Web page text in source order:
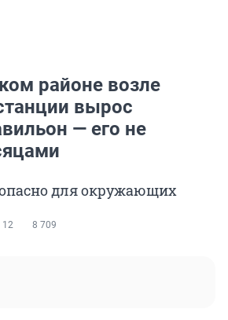
районе возле
вырос
— его не
для окружающих
12 8 709